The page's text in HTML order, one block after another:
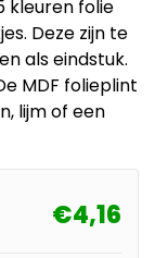
kleuren folie
Deze zijn te
als eindstuk.
MDF folieplint
lijm of een
€4,16